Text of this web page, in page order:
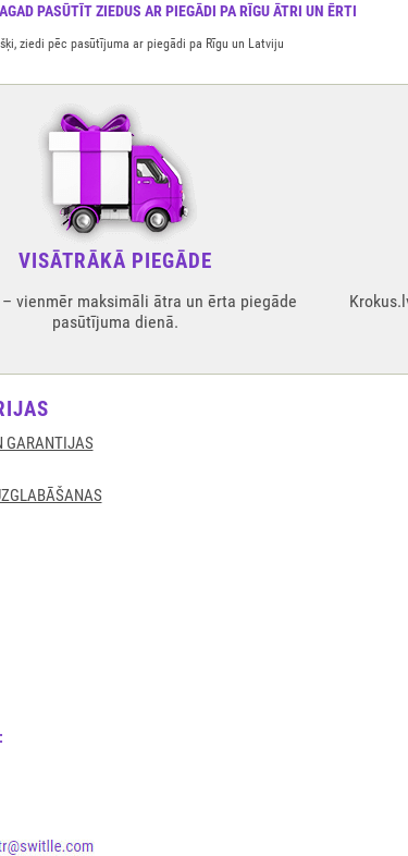
PASŪTĪT ZIEDUS AR PIEGĀDI PA RĪGU ĀTRI UN ĒRTI
ziedi pēc pasūtījuma ar piegādi pa Rīgu un Latviju
VISĀTRĀKĀ PIEGĀDE
vienmēr maksimāli ātra un ērta piegāde
pasūtījuma dienā.
GARANTIJAS